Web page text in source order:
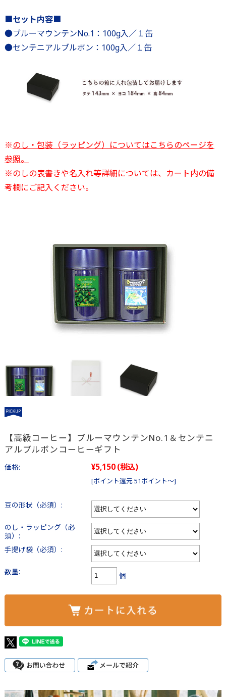
■セット内容■
●ブルーマウンテンNo.1：100g入／１缶
●センテニアルブルボン：100g入／１缶
※のし・包装（ラッピング）についてはこちらのページを
参照。
※のしの表書きや名入れ等詳細については、カート内の備
考欄にご記入ください。
【高級コーヒー】ブルーマウンテンNo.1＆センテニ
アルブルボンコーヒーギフト
価格: ¥5,150(税込)
[ポイント還元 51ポイント～]
豆の形状（必須）:
のし・ラッピング（必
須）:
手提げ袋（必須）:
数量: 個